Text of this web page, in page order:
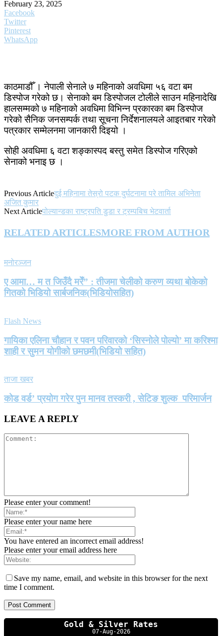
February 23, 2025
Facebook
Twitter
Pinterest
WhatsApp
काठमाडौँ । नेपाली सेनाले ७ महिनाको अवधिमा ५६ वटा बम
डिस्पोज गरेको छ। सेनाको बम डिस्पोजल टोलीले साउन महिनादेखि
हालसम्मको ७ महिनाको अवधिमा विभिन्न प्रकारका बम डिस्पोज
गरेको सैनिक जनसम्पर्क तथा सूचना निर्देशनालयले आइतबार गरेको
पत्रकार सम्मेलनमा जानकारी दिइयो ।
सोही अवधिमा ६ वटा शङ्कास्पद बस्तु समेत डिस्पोज गरिएको
सेनाको भनाइ छ ।
Previous Articleदुई महिनामा तेस्रो पटक दुर्घटनामा परे तामिल अभिनेता
अजित कुमार
Next Articleपोल्यान्डका राष्ट्रपति डुडा र ट्रम्पबिच भेटवार्ता
RELATED ARTICLESMORE FROM AUTHOR
मनोरञ्जन
ए आमा… म त जिउँदै मरेँ” : तीजमा चेलीको करुण व्यथा बोकेको
गितको भिडियो सार्बजनिक(भिडियोसहित)
Flash News
गायिका एलिना चौहान र पवन परिवारको ‘सिस्नोले पोल्यो’ मा करिश्मा
शाही र सुमन योगीको छमछमी(भिडियो सहित)
ताजा खबर
कोड वर्ड’ प्रयोग गरेर पुन मानव तस्करी , सेटिङ शुल्क परिमार्जन
LEAVE A REPLY
Please enter your comment!
Please enter your name here
You have entered an incorrect email address!
Please enter your email address here
Save my name, email, and website in this browser for the next
time I comment.